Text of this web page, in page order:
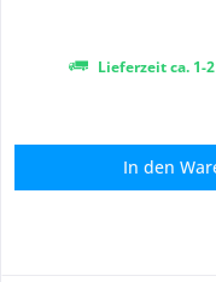
Lieferzeit ca. 1-
In den